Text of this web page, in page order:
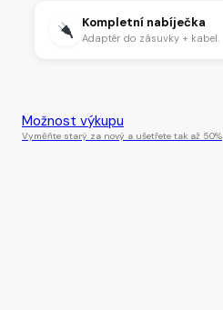
Kompletní nabíječka
Adaptér do zásuvky + kabel.
Možnost výkupu
Vyměňte starý za nový a ušetřete tak až 50%